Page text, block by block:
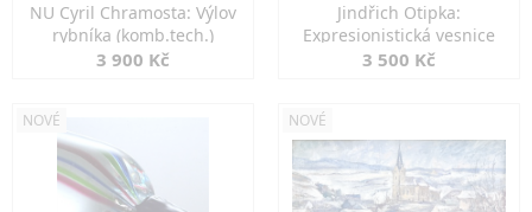
NU Cyril Chramosta: Výlov
rybníka (komb.tech.)
3 900 Kč
Jindřich Otipka:
Expresionistická vesnice
3 500 Kč
NOVÉ NOVÉ